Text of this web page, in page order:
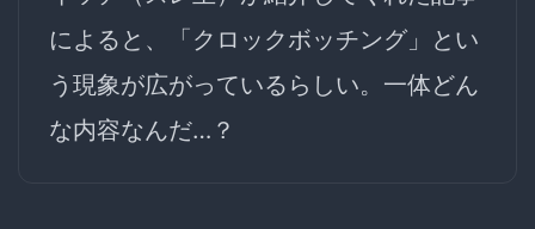
によると、「クロックボッチング」とい
う現象が広がっているらしい。一体どん
な内容なんだ…？